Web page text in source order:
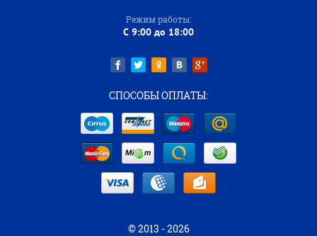
Режим работы:
C 9:00 до 18:00
СПОСОБЫ ОПЛАТЫ:
© 2013 - 2026